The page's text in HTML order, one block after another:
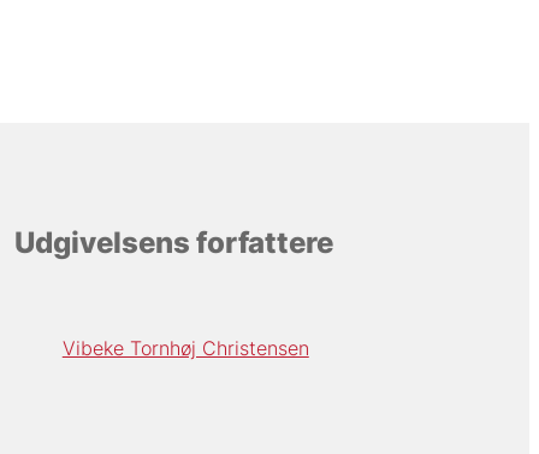
Udgivelsens forfattere
Vibeke Tornhøj Christensen